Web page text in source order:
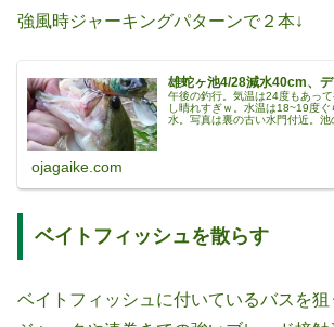
強風時ジャーキングパターンで２本↓
雄蛇ヶ池4/28減水40cm、
午後の釣行。気温は24度もあっ
し晴れすぎｗ。水温は18~19度
水。写真は裏の古い水門付近。池
ojagaike.com
ベイトフィッシュを散らす
ベイトフィッシュに付いているバスを狙